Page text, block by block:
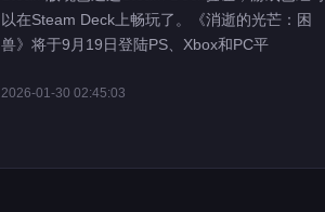
以在Steam Deck上畅玩了。《消逝的光芒：困
兽》将于9月19日登陆PS、Xbox和PC平
2026-01-30 02:45:03